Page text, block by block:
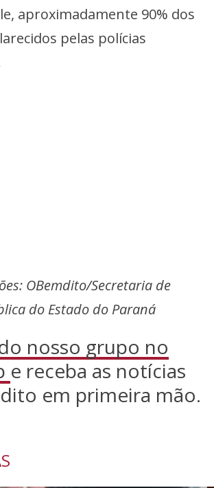
aproximadamente 90% dos
pelas polícias
OBemdito/Secretaria de
do Estado do Paraná
nosso grupo no
e receba as notícias
em primeira mão.